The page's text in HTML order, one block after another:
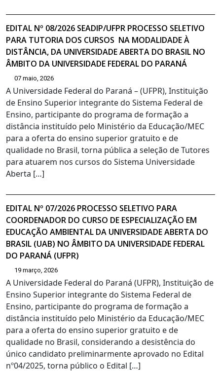
EDITAL Nº 08/2026 SEADIP/UFPR PROCESSO SELETIVO
PARA TUTORIA DOS CURSOS NA MODALIDADE À
DISTÂNCIA, DA UNIVERSIDADE ABERTA DO BRASIL NO
ÂMBITO DA UNIVERSIDADE FEDERAL DO PARANÁ
07 maio, 2026
A Universidade Federal do Paraná – (UFPR), Instituição
de Ensino Superior integrante do Sistema Federal de
Ensino, participante do programa de formação a
distância instituído pelo Ministério da Educação/MEC
para a oferta do ensino superior gratuito e de
qualidade no Brasil, torna pública a seleção de Tutores
para atuarem nos cursos do Sistema Universidade
Aberta […]
EDITAL Nº 07/2026 PROCESSO SELETIVO PARA
COORDENADOR DO CURSO DE ESPECIALIZAÇÃO EM
EDUCAÇÃO AMBIENTAL DA UNIVERSIDADE ABERTA DO
BRASIL (UAB) NO ÂMBITO DA UNIVERSIDADE FEDERAL
DO PARANÁ (UFPR)
19 março, 2026
A Universidade Federal do Paraná (UFPR), Instituição de
Ensino Superior integrante do Sistema Federal de
Ensino, participante do programa de formação a
distância instituído pelo Ministério da Educação/MEC
para a oferta do ensino superior gratuito e de
qualidade no Brasil, considerando a desistência do
único candidato preliminarmente aprovado no Edital
nº04/2025, torna público o Edital […]